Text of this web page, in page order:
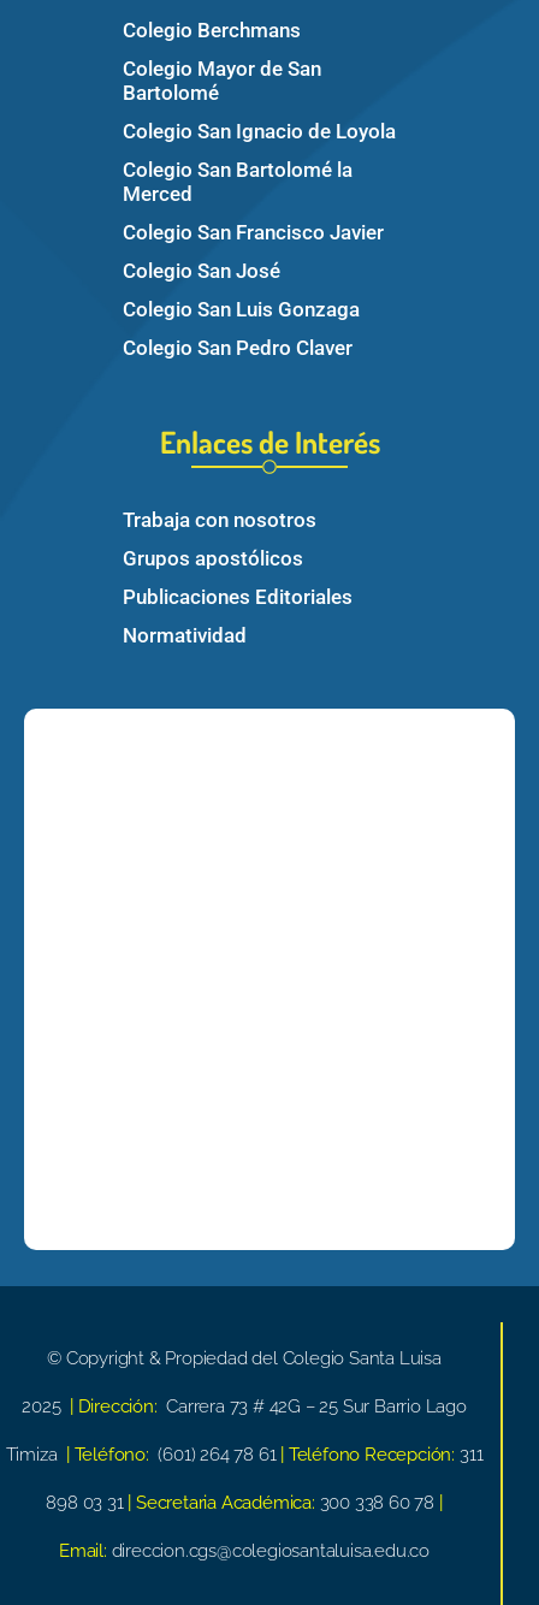
Colegio Berchmans
Colegio Mayor de San
Bartolomé
Colegio San Ignacio de Loyola
Colegio San Bartolomé la
Merced
Colegio San Francisco Javier
Colegio San José
Colegio San Luis Gonzaga
Colegio San Pedro Claver
Enlaces de Interés
Trabaja con nosotros
Grupos apostólicos
Publicaciones Editoriales
Normatividad
© Copyright & Propiedad del Colegio Santa Luisa
2025 | Dirección: Carrera 73 # 42G – 25 Sur Barrio Lago
Timiza | Teléfono: (601) 264 78 61 | Teléfono Recepción: 311
898 03 31 | Secretaria Académica: 300 338 60 78
Email: direccion.cgs@colegiosantaluisa.edu.co